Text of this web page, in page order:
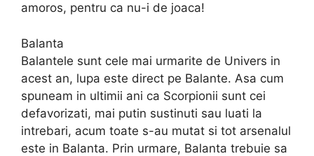
amoros, pentru ca nu-i de joaca!
Balanta
Balantele sunt cele mai urmarite de Univers in
acest an, lupa este direct pe Balante. Asa cum
spuneam in ultimii ani ca Scorpionii sunt cei
defavorizati, mai putin sustinuti sau luati la
intrebari, acum toate s-au mutat si tot arsenalul
este in Balanta. Prin urmare, Balanta trebuie sa